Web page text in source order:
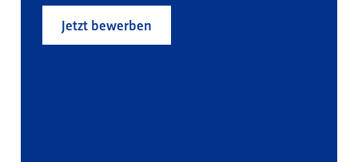
Jetzt bewerben